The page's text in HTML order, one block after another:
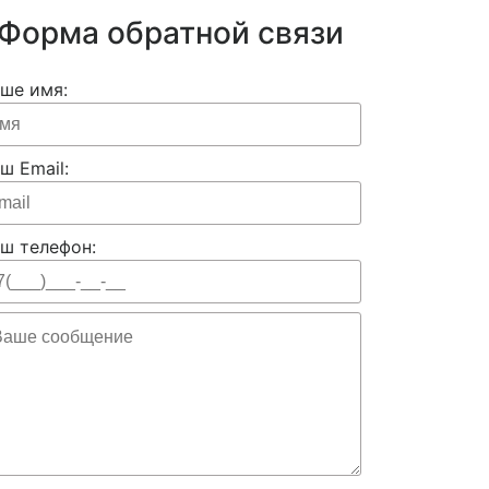
обратной связи
имя:
Email:
телефон: